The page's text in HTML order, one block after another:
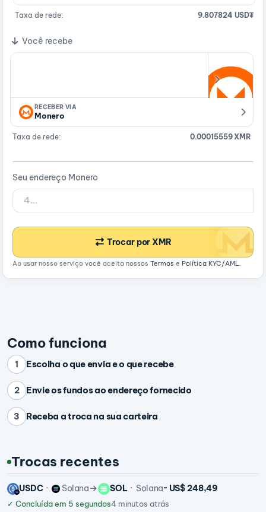
Taxa de rede: 9.807824 USD₮
Você recebe
RECEBER VIA
Monero
Taxa de rede: 0.00015559 XMR
Seu endereço Monero
Trocar por XMR
Ao usar nosso serviço você aceita nossos Termos e Política KYC/AML.
Como funciona
1 Escolha o que envia e o que recebe
2 Envie os fundos ao endereço fornecido
3 Receba a troca na sua carteira
Trocas recentes
USDC Solana SOL Solana~ US$ 248,49
✓ Concluída em 5 segundos4 minutos atrás